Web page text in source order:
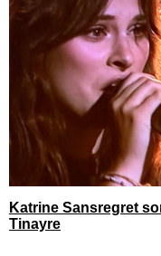
Katrine Sansregret
Tinayre